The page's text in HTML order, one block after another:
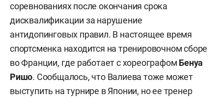
соревнованиях после окончания срока
дисквалификации за нарушение
антидопинговых правил. В настоящее время
спортсменка находится на тренировочном сборе
во Франции, где работает с хореографом Бенуа
Ришо. Сообщалось, что Валиева тоже может
выступить на турнире в Японии, но ее тренер